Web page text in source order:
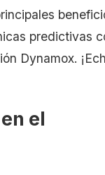
predictivas
Dynamox.
el